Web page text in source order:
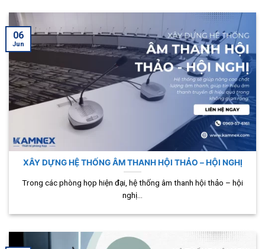
XÂY DỰNG HỆ THỐNG ÂM THANH HỘI THẢO – HỘI NGHỊ
Trong các phòng họp hiện đại, hệ thống âm thanh hội thảo – hội
nghị...
06
Jun